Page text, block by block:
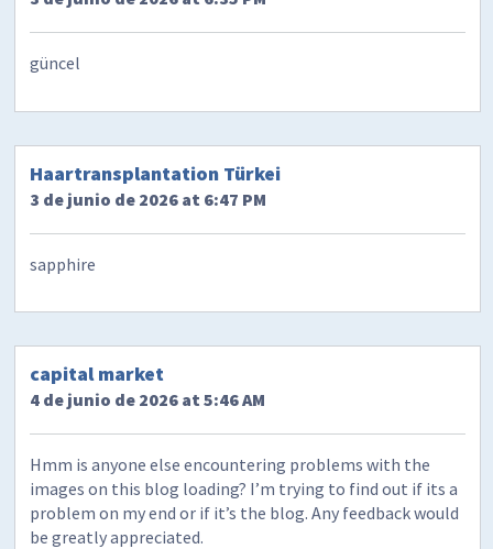
güncel
Haartransplantation Türkei
3 de junio de 2026 at 6:47 PM
sapphire
capital market
4 de junio de 2026 at 5:46 AM
Hmm is anyone else encountering problems with the
images on this blog loading? I’m trying to find out if its a
problem on my end or if it’s the blog. Any feedback would
be greatly appreciated.